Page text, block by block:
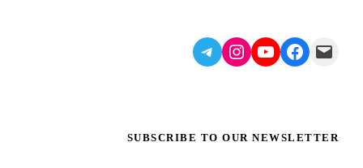
Mail
Facebook
YouTube
Instagram
Telegram
SUBSCRIBE TO OUR NEWSLETTER